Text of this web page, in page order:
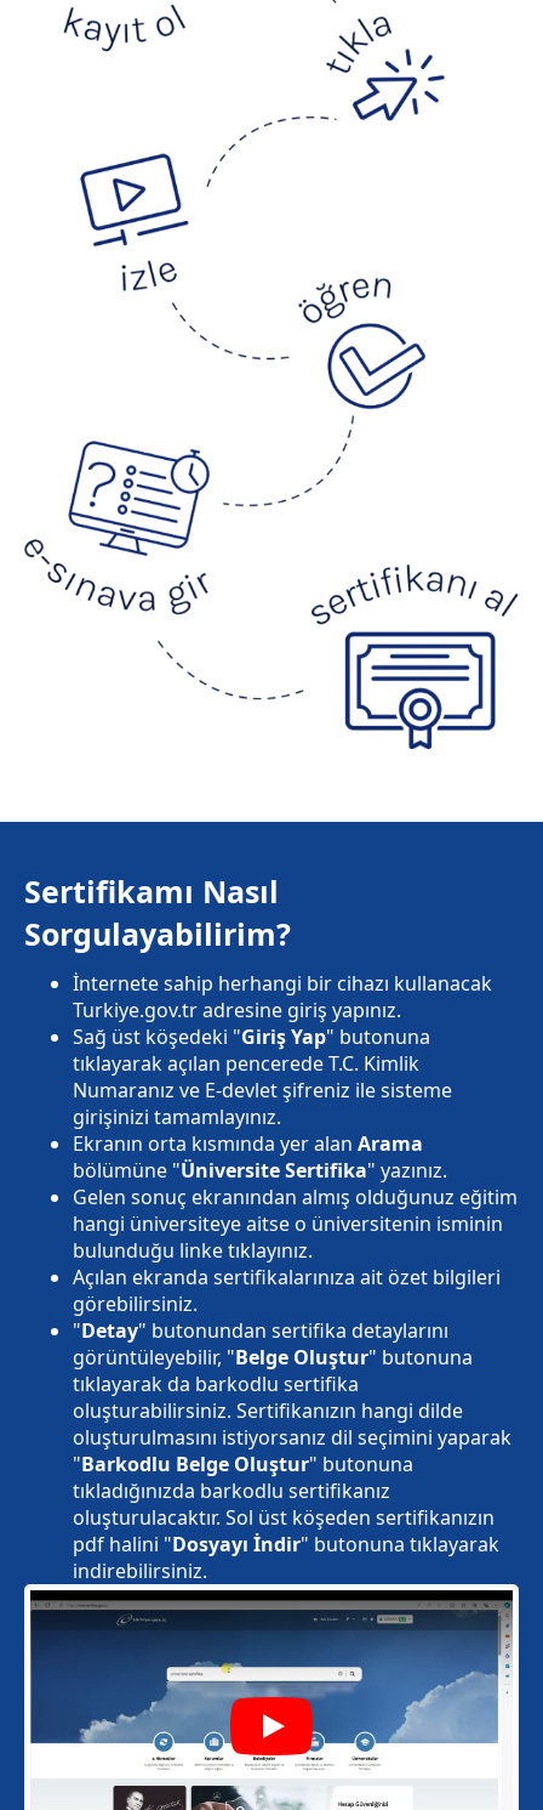
Play
Sertifikamı Nasıl
Sorgulayabilirim?
İnternete sahip herhangi bir cihazı kullanacak
Turkiye.gov.tr adresine giriş yapınız.
Sağ üst köşedeki "Giriş Yap" butonuna
tıklayarak açılan pencerede T.C. Kimlik
Numaranız ve E-devlet şifreniz ile sisteme
girişinizi tamamlayınız.
Ekranın orta kısmında yer alan Arama
bölümüne "Üniversite Sertifika" yazınız.
Gelen sonuç ekranından almış olduğunuz eğitim
hangi üniversiteye aitse o üniversitenin isminin
bulunduğu linke tıklayınız.
Açılan ekranda sertifikalarınıza ait özet bilgileri
görebilirsiniz.
"Detay" butonundan sertifika detaylarını
görüntüleyebilir, "Belge Oluştur" butonuna
tıklayarak da barkodlu sertifika
oluşturabilirsiniz. Sertifikanızın hangi dilde
oluşturulmasını istiyorsanız dil seçimini yaparak
"Barkodlu Belge Oluştur" butonuna
tıkladığınızda barkodlu sertifikanız
oluşturulacaktır. Sol üst köşeden sertifikanızın
pdf halini "Dosyayı İndir" butonuna tıklayarak
indirebilirsiniz.